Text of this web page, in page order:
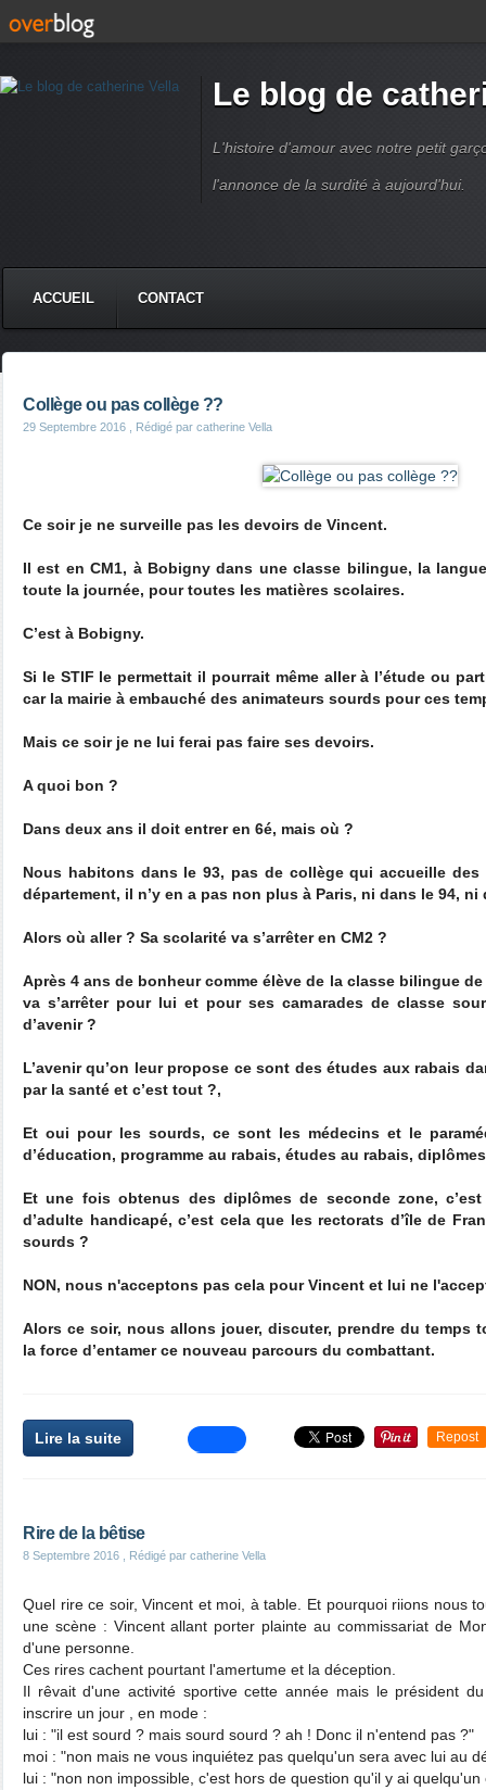
Le blog de
L'histoire d'amour avec notre petit
l'annonce de la surdité à aujourd'hui.
ACCUEIL CONTACT
Collège ou pas collège ??
29 Septembre 2016 , Rédigé par catherine Vella
Ce soir je ne surveille pas les devoirs de Vincent.
Il est en CM1, à Bobigny dans une classe bilingue, la
toute la journée, pour toutes les matières scolaires.
C’est à Bobigny.
Si le STIF le permettait il pourrait même aller à l’étude ou
car la mairie à embauché des animateurs sourds pour ces
Mais ce soir je ne lui ferai pas faire ses devoirs.
A quoi bon ?
Dans deux ans il doit entrer en 6é, mais où ?
Nous habitons dans le 93, pas de collège qui accueille
département, il n’y en a pas non plus à Paris, ni dans le 94, ni
Alors où aller ? Sa scolarité va s’arrêter en CM2 ?
Après 4 ans de bonheur comme élève de la classe bilingue
va s’arrêter pour lui et pour ses camarades de classe
d’avenir ?
L’avenir qu’on leur propose ce sont des études aux rabais
par la santé et c’est tout ?,
Et oui pour les sourds, ce sont les médecins et le
d’éducation, programme au rabais, études au rabais,
Et une fois obtenus des diplômes de seconde zone, c’est
d’adulte handicapé, c’est cela que les rectorats d’île de
sourds ?
NON, nous n'acceptons pas cela pour Vincent et lui ne
Alors ce soir, nous allons jouer, discuter, prendre du temps
la force d’entamer ce nouveau parcours du combattant.
Lire la suite Repost
Rire de la bêtise
8 Septembre 2016 , Rédigé par catherine Vella
Quel rire ce soir, Vincent et moi, à table. Et pourquoi riions nous
une scène : Vincent allant porter plainte au commissariat de
d'une personne.
Ces rires cachent pourtant l'amertume et la déception.
Il rêvait d'une activité sportive cette année mais le président
inscrire un jour , en mode :
lui : "il est sourd ? mais sourd sourd ? ah ! Donc il n'entend pas ?"
moi : "non mais ne vous inquiétez pas quelqu'un sera avec lui au
lui : "non non impossible, c'est hors de question qu'il y ai quelqu'un